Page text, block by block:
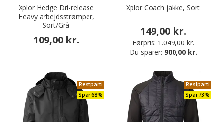
Xplor Hedge Dri-release
Heavy arbejdsstrømper,
Sort/Grå
109,00 kr.
Xplor Coach jakke, Sort
149,00 kr.
Førpris: 1.049,00 kr.
Du sparer: 900,00 kr.
Restparti
Spar 68%
Restparti
Spar 73%